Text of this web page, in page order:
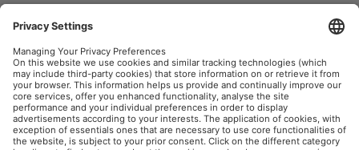
OSRAM offre una garanzia* di 2 anni su questo prodotto.
* per le informazioni dettagliate consultare: www.osram.it/am-garanzia
OSRAM Automotive nei Social